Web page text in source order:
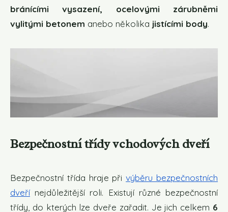
bránícími vysazení, ocelovými zárubněmi
vylitými betonem anebo několika jistícími body.
Bezpečnostní třídy vchodových dveří
Bezpečnostní třída hraje přivýběru bezpečnostních
dveří nejdůležitější roli. Existují různé bezpečnostní
třídy, do kterých lze dveře zařadit. Je jich celkem 6